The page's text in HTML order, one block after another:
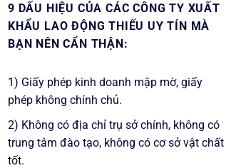
9 DẤU HIỆU CỦA CÁC CÔNG TY XUẤT
KHẨU LAO ĐỘNG THIẾU UY TÍN MÀ
BẠN NÊN CẨN THẬN:
1) Giấy phép kinh doanh mập mờ, giấy
phép không chính chủ.
2) Không có địa chỉ trụ sở chính, không có
trung tâm đào tạo, không có cơ sở vật chất
tốt.